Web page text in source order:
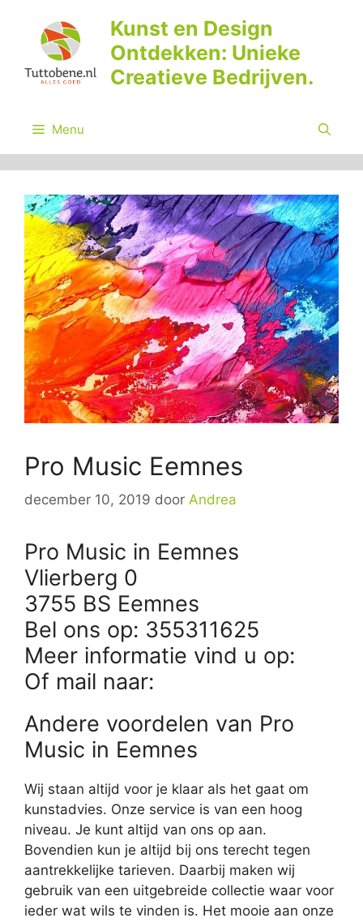
inhoud
Kunst en Design
Ontdekken: Unieke
Creatieve Bedrijven.
Menu
Pro Music Eemnes
december 10, 2019 door Andrea
Pro Music in Eemnes
Vlierberg 0
3755 BS Eemnes
Bel ons op: 355311625
Meer informatie vind u op:
Of mail naar:
Andere voordelen van Pro
Music in Eemnes
Wij staan altijd voor je klaar als het gaat om
kunstadvies. Onze service is van een hoog
niveau. Je kunt altijd van ons op aan.
Bovendien kun je altijd bij ons terecht tegen
aantrekkelijke tarieven. Daarbij maken wij
gebruik van een uitgebreide collectie waar voor
ieder wat wils te vinden is. Het mooie aan onze